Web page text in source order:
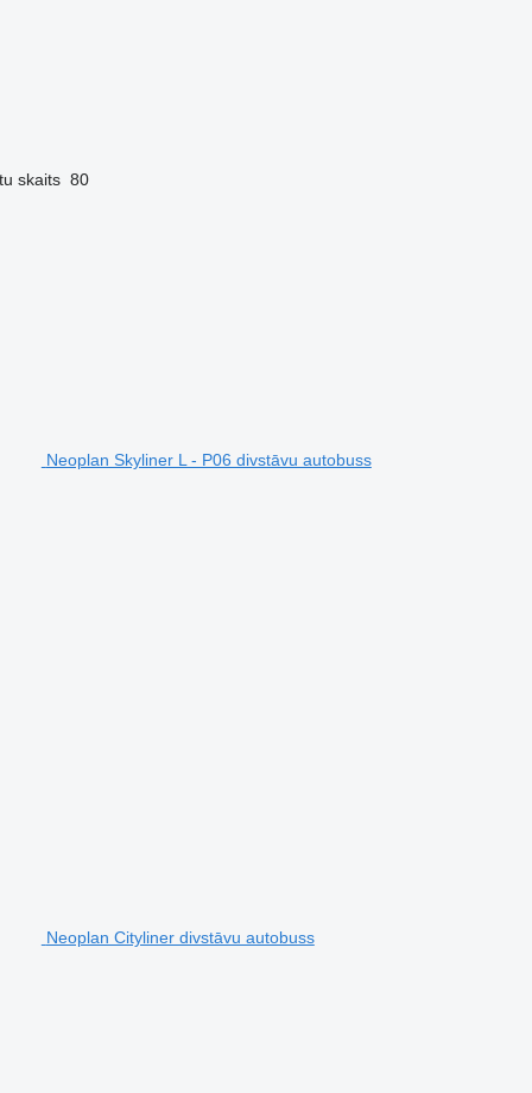
skaits 80
Neoplan Skyliner L - P06 divstāvu autobuss
Neoplan Cityliner divstāvu autobuss